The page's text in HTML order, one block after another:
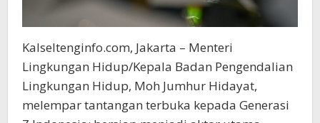
Kalseltenginfo.com, Jakarta – Menteri
Lingkungan Hidup/Kepala Badan Pengendalian
Lingkungan Hidup, Moh Jumhur Hidayat,
melempar tantangan terbuka kepada Generasi